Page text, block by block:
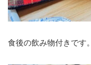
食後の飲み物付きです。